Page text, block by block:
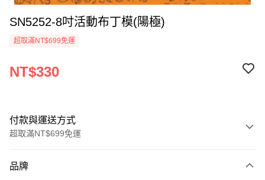
SN5252-8吋活動布丁模(陽極)
超取滿NT$699免運
NT$330
付款與運送方式
超取滿NT$699免運
信用卡一次付款
品牌